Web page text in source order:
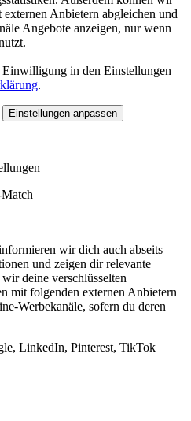
Anbietern abgleichen und
Angebote anzeigen, nur wenn
in den Einstellungen
.
Einstellungen anpassen
wir dich auch abseits
und zeigen dir relevante
deine verschlüsselten
mit folgenden externen Anbietern
Werbekanäle, sofern du deren
LinkedIn, Pinterest, TikTok